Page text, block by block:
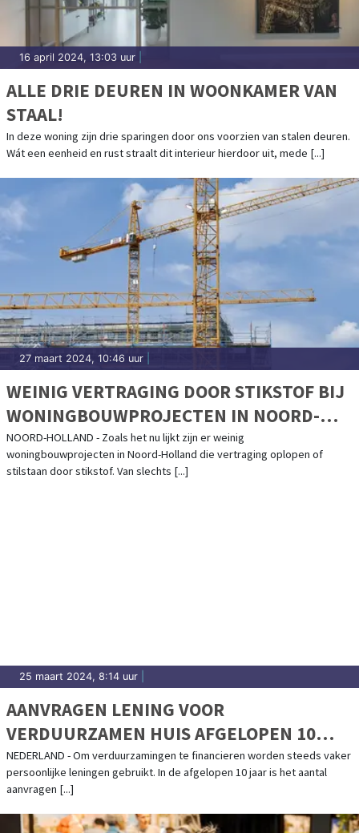
16 april 2024, 13:03 uur
ALLE DRIE DEUREN IN WOONKAMER VAN
STAAL!
In deze woning zijn drie sparingen door ons voorzien van stalen deuren.
Wát een eenheid en rust straalt dit interieur hierdoor uit, mede [...]
27 maart 2024, 10:46 uur
WEINIG VERTRAGING DOOR STIKSTOF BIJ
WONINGBOUWPROJECTEN IN NOORD-
HOLLAND
NOORD-HOLLAND - Zoals het nu lijkt zijn er weinig
woningbouwprojecten in Noord-Holland die vertraging oplopen of
stilstaan door stikstof. Van slechts [...]
25 maart 2024, 8:14 uur
AANVRAGEN LENING VOOR
VERDUURZAMEN HUIS AFGELOPEN 10
JAAR VERACHTVOUDIGD
NEDERLAND - Om verduurzamingen te financieren worden steeds vaker
persoonlijke leningen gebruikt. In de afgelopen 10 jaar is het aantal
aanvragen [...]